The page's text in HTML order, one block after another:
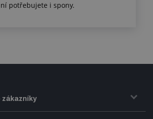
potřebujete i spony.
zákazníky